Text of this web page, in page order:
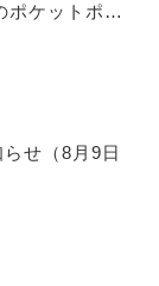
ポケットポー
せ（8月9日